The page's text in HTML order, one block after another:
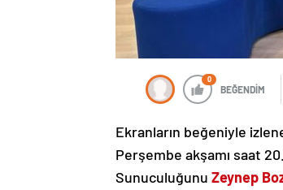
0
BEĞENDİM
Ekranların beğeniyle
Perşembe akşamı saat
Sunuculuğunu Zeynep